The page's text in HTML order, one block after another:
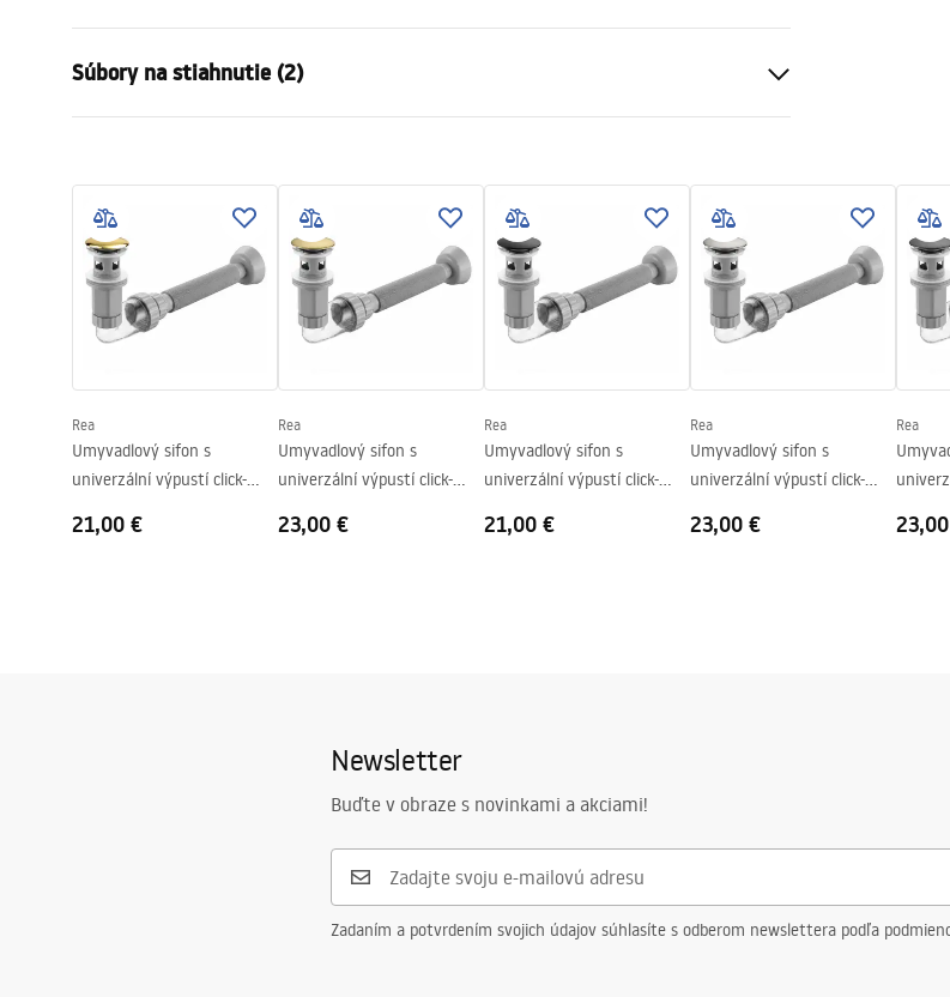
Materiál
Farba
Biela
Šírka
mm
Výška
175
mm
Hĺbka
mm
Otvor pre batériu
Áno
Prepadový otvor
Súbory na stiahnutie (2)
Warranty_Terms_and_Conditions_
Basins_-_5.pdf
Rea
Umyvadlový sifon s
univerzální výpustí click-
21,00 €
Rea
Umyvadlový sifon s
univerzální výpustí click-
23,00 €
Rea
Umyvadlový sifon s
univerzální výpustí click-
21,00 €
Rea
Umyvadlový sifon s
univerzální výpustí click-
23,00 €
Rea
Newsletter
Buďte v obraze s novinkami a akciami!
Zadaním a potvrdením svojich údajov súhlasíte s odberom newslettera podľa